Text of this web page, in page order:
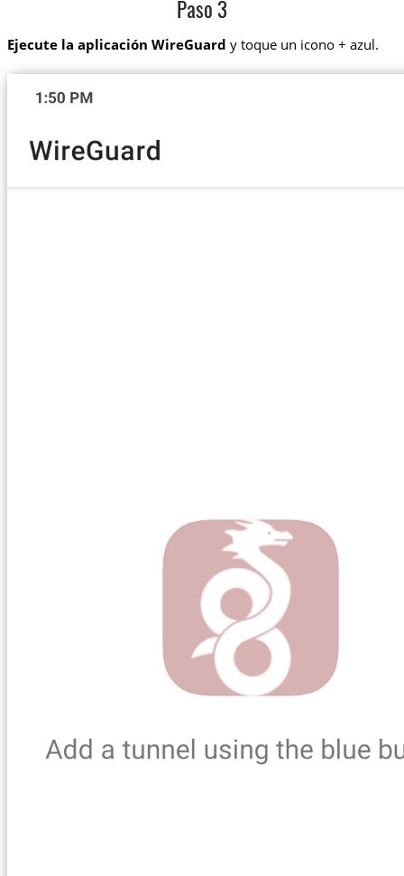
Paso 3
Ejecute la aplicación WireGuard y toque un icono + azul.